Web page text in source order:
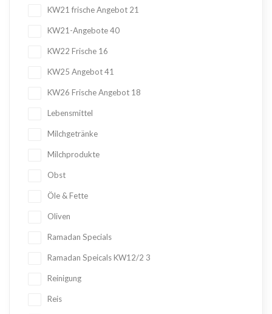
KW21 frische Angebot 21
KW21-Angebote 40
KW22 Frische 16
KW25 Angebot 41
KW26 Frische Angebot 18
Lebensmittel
Milchgetränke
Milchprodukte
Obst
Öle & Fette
Oliven
Ramadan Specials
Ramadan Speicals KW12/2 3
Reinigung
Reis